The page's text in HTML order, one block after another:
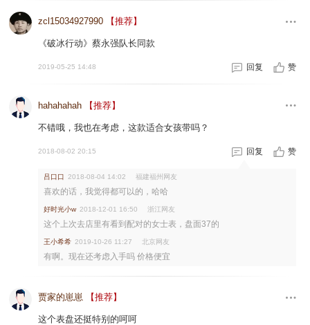
zcl15034927990 【推荐】
《破冰行动》蔡永强队长同款
2019-05-25 14:48 回复 赞
hahahahah 【推荐】
不错哦，我也在考虑，这款适合女孩带吗？
2018-08-02 20:15 回复 赞
吕口口 2018-08-04 14:02 福建福州网友
喜欢的话，我觉得都可以的，哈哈
好时光小w 2018-12-01 16:50 浙江网友
这个上次去店里有看到配对的女士表，盘面37的
王小希希 2019-10-26 11:27 北京网友
有啊。现在还考虑入手吗 价格便宜
贾家的崽崽 【推荐】
这个表盘还挺特别的呵呵